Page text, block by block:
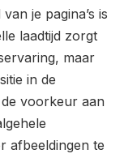
je pagina’s is
laadtijd zorgt
maar
in de
voorkeur aan
afbeeldingen te